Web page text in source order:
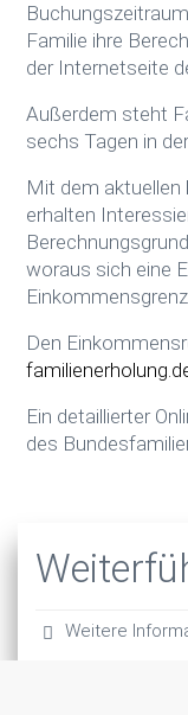
Familie ihre
der Internetseite
Außerdem steht
sechs Tagen in
Mit dem aktuellen
erhalten
woraus sich eine
Den
Ein detaillierter
des
Weitere